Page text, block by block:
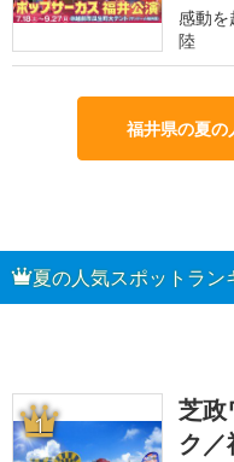
感動を
陸
福井県の夏の
夏の人気スポットラン
1
芝政
ク